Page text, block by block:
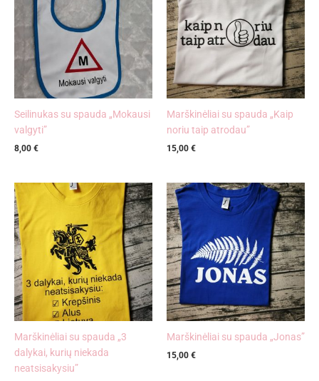
Seilinukas su spauda „Mokausi
valgyti”
8,00 €
Marškinėliai su spauda „Kaip
noriu taip atrodau”
15,00 €
Marškinėliai su spauda „3
dalykai, kurių niekada
neatsisakysiu”
Marškinėliai su spauda „Jonas”
15,00 €